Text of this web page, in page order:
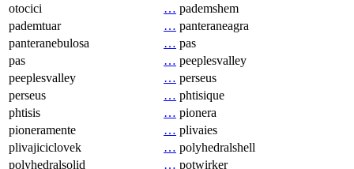
otocici
… pademshem
pademtuar
… panteraneagra
panteranebulosa
… pas
pas
… peeplesvalley
peeplesvalley
… perseus
perseus
… phtisique
phtisis
… pionera
pioneramente
… plivaies
plivajiciclovek
… polyhedralshell
polyhedralsolid
… potwirker